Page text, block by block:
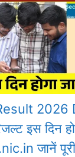
2026
इस दिन
जानें पूरी